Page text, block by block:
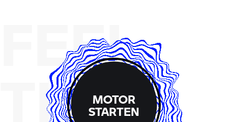
FEEL
THEMOTOR
STARTEN